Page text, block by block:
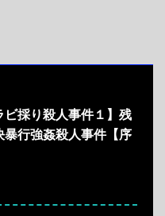
ビ採り殺人事件１】残
暴行強姦殺人事件【序